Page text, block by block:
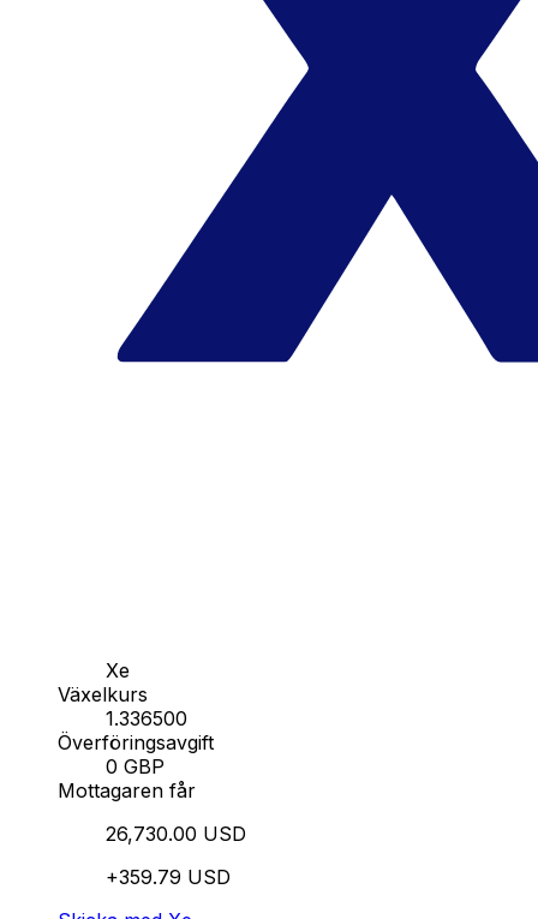
Xe
Växelkurs
1.336500
Överföringsavgift
0 GBP
Mottagaren får
26,730.00 USD
+359.79 USD